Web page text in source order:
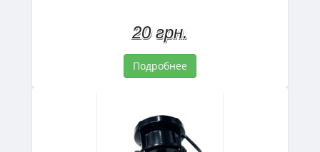
20 грн.
Подробнее